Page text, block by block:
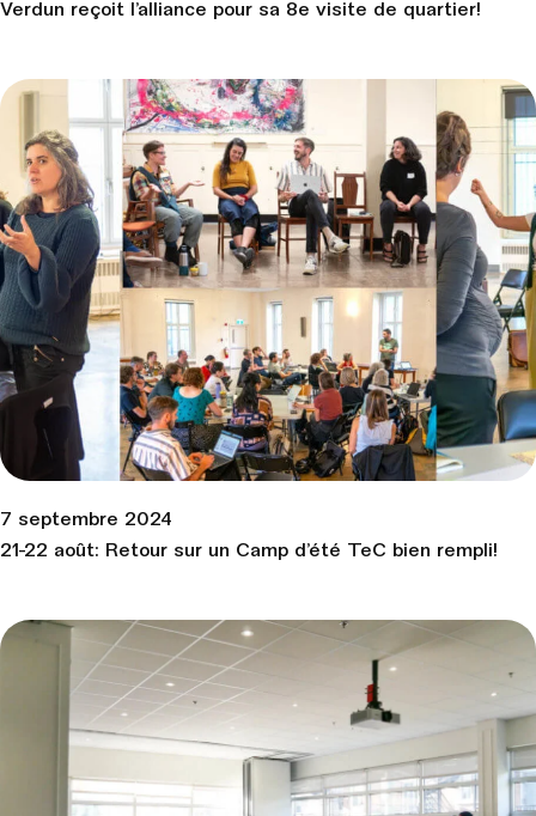
Verdun reçoit l’alliance pour sa 8e visite de quartier!
7 septembre 2024
21-22 août: Retour sur un Camp d’été TeC bien rempli!